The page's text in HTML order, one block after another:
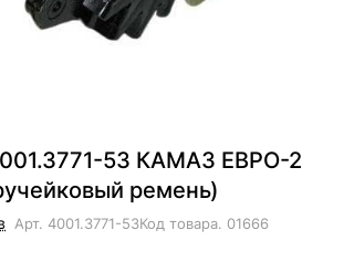
53 КАМАЗ ЕВРО-2
ремень)
Арт. 4001.3771-53Код товара. 01666